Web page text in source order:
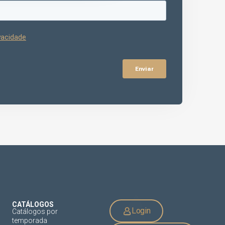
CATÁLOGOS
Catálogos por
temporada
Login